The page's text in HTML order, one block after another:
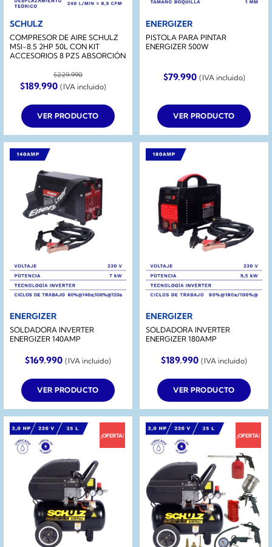
SCHULZ
COMPRESOR DE AIRE SCHULZ
MSI-8.5 2HP 50L CON KIT
ACCESORIOS 8 PZS ABSORCIÓN
$229.990
El
precio
original
era:
$229.990.
$189.990El
precio
actual
es:
$189.990.
(IVA incluido)
VER PRODUCTO
ENERGIZER
PISTOLA PARA PINTAR
ENERGIZER 500W
$79.990 (IVA incluido)
VER PRODUCTO
ENERGIZER
SOLDADORA INVERTER
ENERGIZER 140AMP
$169.990 (IVA incluido)
VER PRODUCTO
ENERGIZER
SOLDADORA INVERTER
ENERGIZER 180AMP
$189.990 (IVA incluido)
VER PRODUCTO
¡OFERTA! ¡OFERTA!